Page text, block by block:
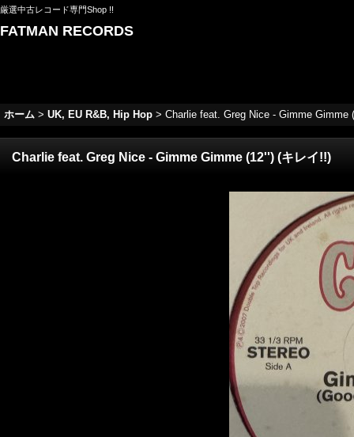
厳選中古レコード専門Shop !!
FATMAN RECORDS
ホーム > UK, EU R&B, Hip Hop > Charlie feat. Greg Nice - Gimme Gimme
Charlie feat. Greg Nice - Gimme Gimme (12'') (キレイ!!)